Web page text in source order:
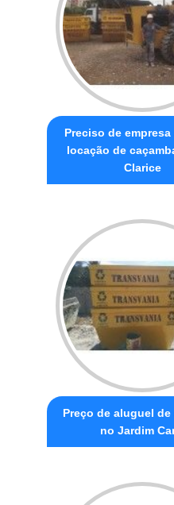
Preciso de
locação de
Clarice
Preço de aluguel de
no Jardim